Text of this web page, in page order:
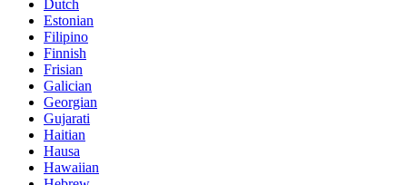
Dutch
Estonian
Filipino
Finnish
Frisian
Galician
Georgian
Gujarati
Haitian
Hausa
Hawaiian